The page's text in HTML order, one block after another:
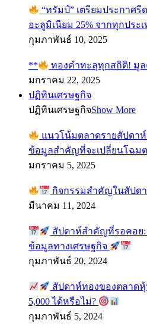
“ทรัมป์” เตรียมประกาศรี
อะลูมิเนียม 25% จากทุกประ
กุมภาพันธ์ 10, 2025
** ทองคำทะลุทุกสถิติ! มูล
มกราคม 22, 2025
ปฏิทินเศรษฐกิจ
ปฏิทินเศรษฐกิจShow More
แนวโน้มตลาดรายสัปดาห์
ข้อมูลสำคัญที่จะเปลี่ยนโฉม
มกราคม 5, 2025
กิจกรรมสำคัญในสัปด
มีนาคม 11, 2024
สัปดาห์สำคัญที่รอคอย
ข้อมูลทางเศรษฐกิจ
กุมภาพันธ์ 20, 2024
สัปดาห์ทองของตลาดหุ้
5,000 ได้หรือไม่?
กุมภาพันธ์ 5, 2024